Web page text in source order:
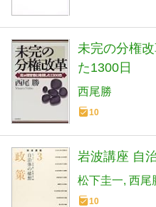
未完の分権
た1300日
西尾勝
10
岩波講座 自
松下圭一 西尾
10